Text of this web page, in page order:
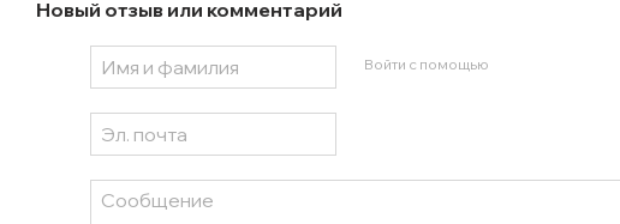
Новый отзыв или комментарий
Войти с помощью